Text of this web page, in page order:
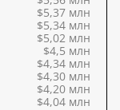
$5,37 млн
$5,34 млн
$5,02 млн
$4,5 млн
$4,34 млн
$4,30 млн
$4,20 млн
$4,04 млн